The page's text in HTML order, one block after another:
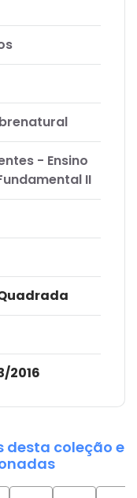
- Ensino
II
2016
desta coleção e